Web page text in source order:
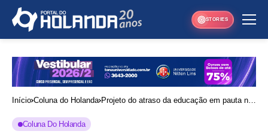
STORIES
Início Coluna do Holanda Projeto do atraso da educação em pauta na
Coluna Do Holanda